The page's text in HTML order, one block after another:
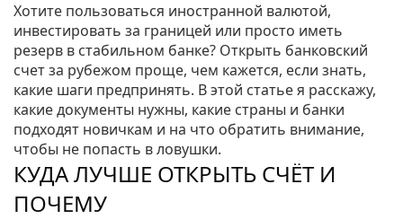
Хотите пользоваться иностранной валютой,
инвестировать за границей или просто иметь
резерв в стабильном банке? Открыть банковский
счет за рубежом проще, чем кажется, если знать,
какие шаги предпринять. В этой статье я расскажу,
какие документы нужны, какие страны и банки
подходят новичкам и на что обратить внимание,
чтобы не попасть в ловушки.
КУДА ЛУЧШЕ ОТКРЫТЬ СЧЁТ И
ПОЧЕМУ